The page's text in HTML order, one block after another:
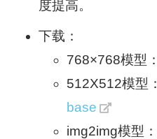
度提高。
下载：
768×768模型：
512X512模型：
base
img2img模型：